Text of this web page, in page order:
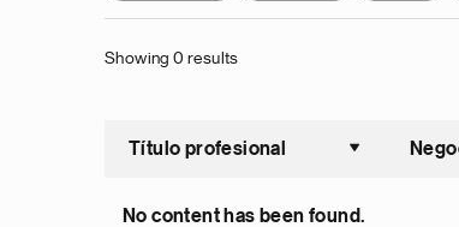
Showing 0 results
Título profesional
No content has been found.